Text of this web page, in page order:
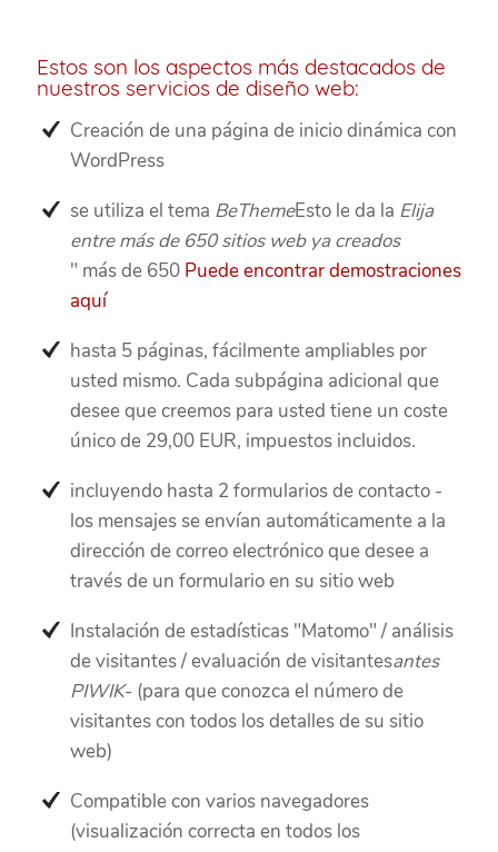
Estos son los aspectos más destacados de
nuestros servicios de diseño web:
Creación de una página de inicio dinámica con
WordPress
se utiliza el tema BeThemeEsto le da la Elija
entre más de 650 sitios web ya creados
" más de 650 Puede encontrar demostraciones
aquí
hasta 5 páginas, fácilmente ampliables por
usted mismo. Cada subpágina adicional que
desee que creemos para usted tiene un coste
único de 29,00 EUR, impuestos incluidos.
incluyendo hasta 2 formularios de contacto -
los mensajes se envían automáticamente a la
dirección de correo electrónico que desee a
través de un formulario en su sitio web
Instalación de estadísticas "Matomo" / análisis
de visitantes / evaluación de visitantesantes
PIWIK- (para que conozca el número de
visitantes con todos los detalles de su sitio
web)
Compatible con varios navegadores
(visualización correcta en todos los